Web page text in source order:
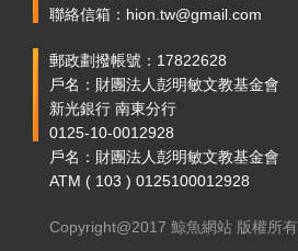
聯絡信箱：hion.tw@gmail.com
郵政劃撥帳號：17822628
戶名：財團法人彭明敏文教基金會
新光銀行 南東分行
0125-10-0012928
戶名：財團法人彭明敏文教基金會
ATM ( 103 ) 0125100012928
Copyright@2017 鯨魚網站 版權所有